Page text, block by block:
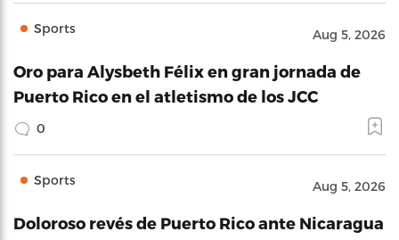
Sports Aug 5, 2026
Oro para Alysbeth Félix en gran jornada de
Puerto Rico en el atletismo de los JCC
0
Sports Aug 5, 2026
Doloroso revés de Puerto Rico ante Nicaragua